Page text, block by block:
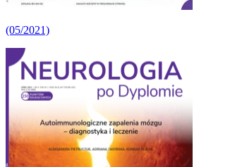
(05/2021)